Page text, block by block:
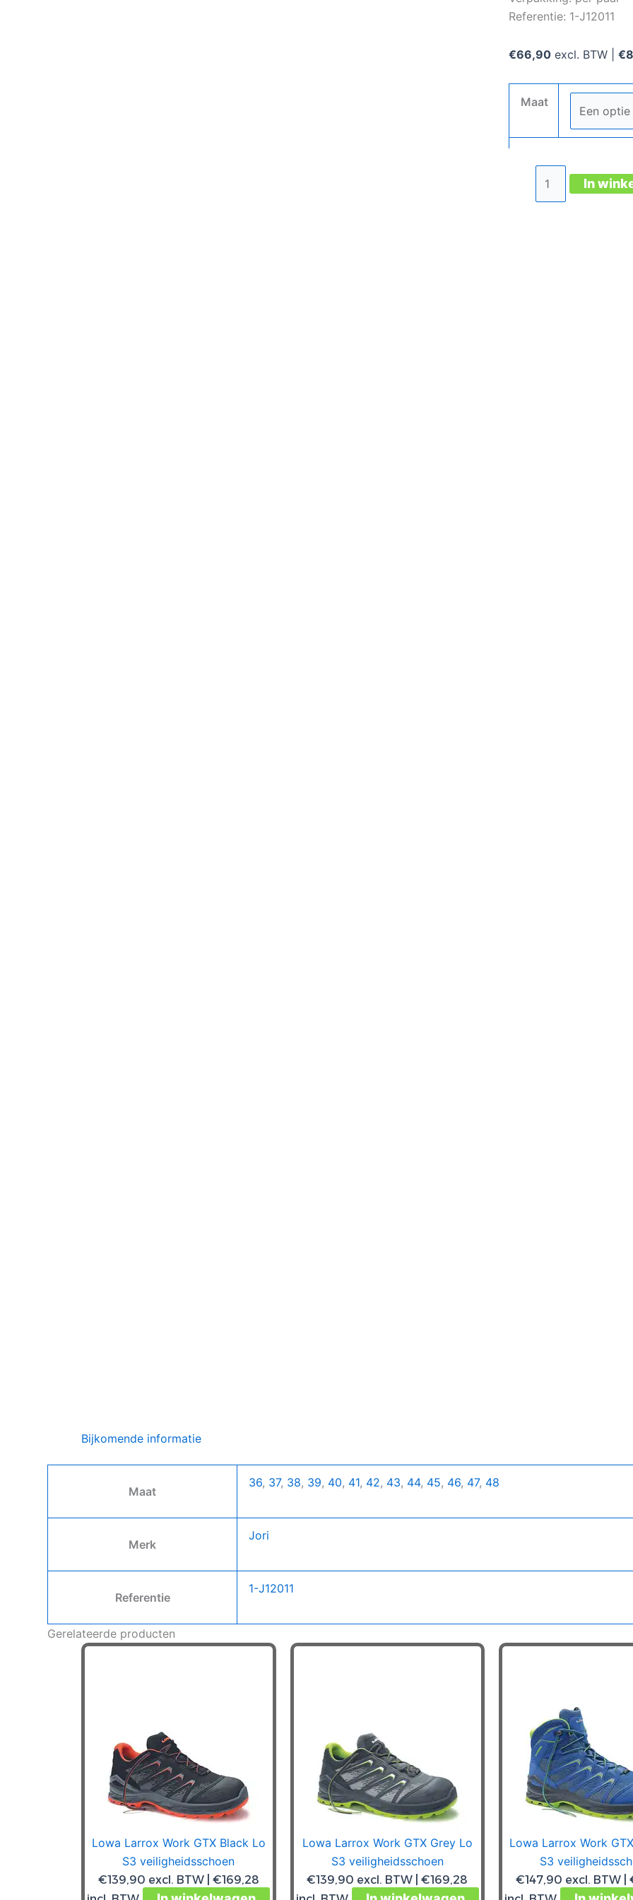
Referentie: 1-J12011
€66,90 excl. BTW |€
Maat
In
Bijkomende informatie
Maat
36, 37, 38, 39, 40, 41, 42, 43, 44, 45, 46, 47, 48
Merk
Jori
Referentie
1-J12011
Gerelateerde producten
Lowa Larrox Work GTX Black Lo
S3 veiligheidsschoen
€139,90 excl. BTW | €169,28
Lowa Larrox Work GTX Grey Lo
S3 veiligheidsschoen
€139,90 excl. BTW |€169,28
Lowa Larrox Work
S3
€147,90 excl. BTW |